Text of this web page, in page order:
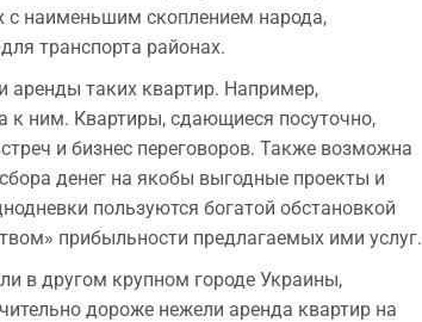
с наименьшим скоплением народа,
транспорта районах.
аренды таких квартир. Например,
к ним. Квартиры, сдающиеся посуточно,
и бизнес переговоров. Также возможна
денег на якобы выгодные проекты и
пользуются богатой обстановкой
прибыльности предлагаемых ими услуг.
в другом крупном городе Украины,
дороже нежели аренда квартир на